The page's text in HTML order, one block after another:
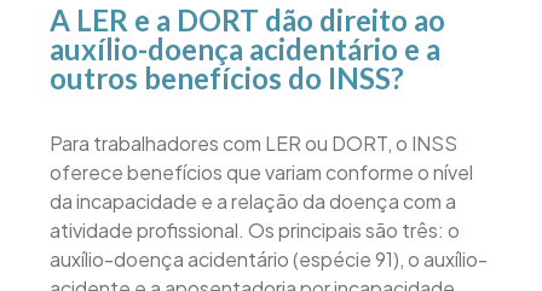
A LER e a DORT dão direito ao
auxílio-doença acidentário e a
outros benefícios do INSS?
Para trabalhadores com LER ou DORT, o INSS
oferece benefícios que variam conforme o nível
da incapacidade e a relação da doença com a
atividade profissional. Os principais são três: o
auxílio-doença acidentário (espécie 91), o auxílio-